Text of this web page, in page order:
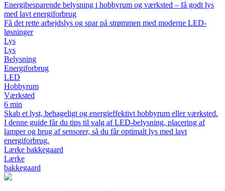
Energibesparende belysning i hobbyrum og værksted – få godt lys
med lavt energiforbrug
Få det rette arbejdslys og spar på strømmen med moderne LED-
løsninger
Lys
Lys
Belysning
Energiforbrug
LED
Hobbyrum
Værksted
6 min
Skab et lyst, behageligt og energieffektivt hobbyrum eller værksted.
I denne guide får du tips til valg af LED-belysning, placering af
lamper og brug af sensorer, så du får optimalt lys med lavt
energiforbrug.
Lærke bakkegaard
Lærke
bakkegaard